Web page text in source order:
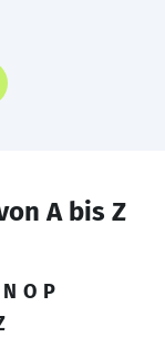
A bis Z
N O P